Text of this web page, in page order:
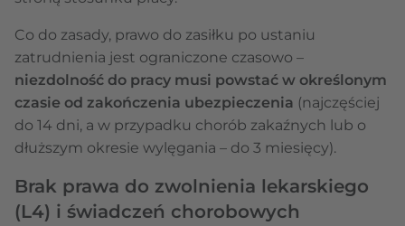
Co do zasady, prawo do zasiłku po ustaniu
zatrudnienia jest ograniczone czasowo –
niezdolność do pracy musi powstać w określonym
czasie od zakończenia ubezpieczenia (najczęściej
do 14 dni, a w przypadku chorób zakaźnych lub o
dłuższym okresie wylęgania – do 3 miesięcy).
Brak prawa do zwolnienia lekarskiego
(L4) i świadczeń chorobowych